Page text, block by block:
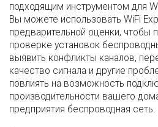
подходящим инструментом для
Вы можете использовать WiFi
предварительной оценки, чтобы
проверке установок
выявить конфликты каналов,
качество сигнала и другие
повлиять на возможность
производительности вашего
предприятия беспроводная сеть.